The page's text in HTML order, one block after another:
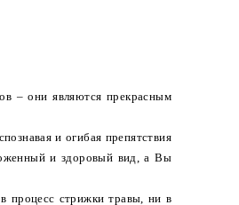
– они являются прекрасным
и огибая препятствия
и здоровый вид, а Вы
процесс стрижки травы, ни в